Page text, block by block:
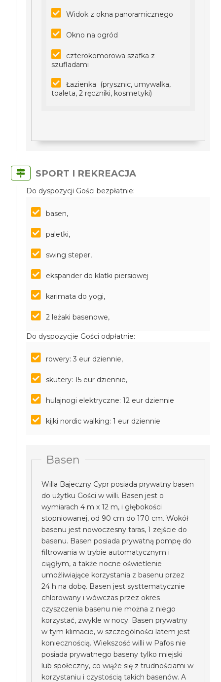
Widok z okna panoramicznego
Okno na ogród
czterokomorowa szafka z
szufladami
Łazienka (prysznic, umywalka,
toaleta, 2 ręczniki, kosmetyki)
SPORT I REKREACJA
Do dyspozycji Gości bezpłatnie:
basen,
paletki,
swing steper,
ekspander do klatki piersiowej
karimata do yogi,
2 leżaki basenowe,
Do dyspozycjie Gości odpłatnie:
rowery: 3 eur dziennie,
skutery: 15 eur dziennie,
hulajnogi elektryczne: 12 eur dziennie
kijki nordic walking: 1 eur dziennie
Basen
Willa Bajeczny Cypr posiada prywatny basen
do użytku Gości w willi. Basen jest o
wymiarach 4 m x 12 m, i głębokości
stopniowanej, od 90 cm do 170 cm. Wokół
basenu jest nowoczesny taras, 1 zejście do
basenu. Basen posiada prywatną pompę do
filtrowania w trybie automatycznym i
ciągłym, a także nocne oświetlenie
umożliwiające korzystania z basenu przez
24 h na dobę. Basen jest systtematycznie
chlorowany i wówczas przez okres
czyszczenia basenu nie można z niego
korzystać, zwykle w nocy. Basen prywatny
w tym klimacie, w szczególności latem jest
koniecznością. Wiekszość willi w Pafos nie
posiada prywatnego baseny tylko miejski
lub społeczny, co wiąże się z trudnościami w
korzystaniu i czystością takich basenów. A